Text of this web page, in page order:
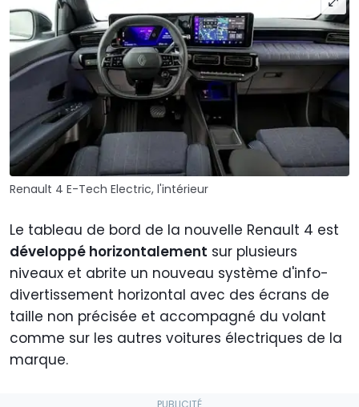
Renault 4 E-Tech Electric, l'intérieur
Le tableau de bord de la nouvelle Renault 4 est
développé horizontalement sur plusieurs
niveaux et abrite un nouveau système d'info-
divertissement horizontal avec des écrans de
taille non précisée et accompagné du volant
comme sur les autres voitures électriques de la
marque.